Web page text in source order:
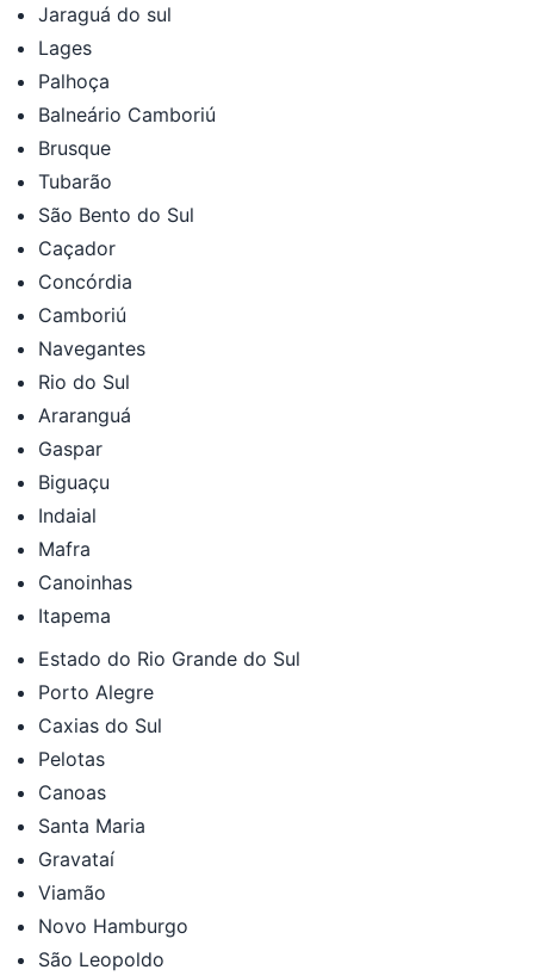
Jaraguá do sul
Lages
Palhoça
Balneário Camboriú
Brusque
Tubarão
São Bento do Sul
Caçador
Concórdia
Camboriú
Navegantes
Rio do Sul
Araranguá
Gaspar
Biguaçu
Indaial
Mafra
Canoinhas
Itapema
Estado do Rio Grande do Sul
Porto Alegre
Caxias do Sul
Pelotas
Canoas
Santa Maria
Gravataí
Viamão
Novo Hamburgo
São Leopoldo